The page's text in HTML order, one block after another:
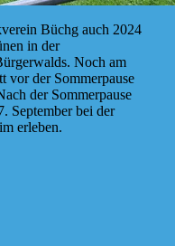
Büchg auch 2024
in der
Noch am
vor der Sommerpause
der Sommerpause
September bei der
erleben.